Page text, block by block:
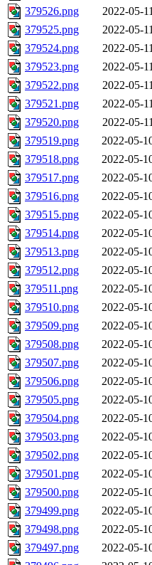
379526.png
2022-05-
379525.png
2022-05-
379524.png
2022-05-
379523.png
2022-05-
379522.png
2022-05-
379521.png
2022-05-
379520.png
2022-05-
379519.png
2022-05-
379518.png
2022-05-
379517.png
2022-05-
379516.png
2022-05-
379515.png
2022-05-
379514.png
2022-05-
379513.png
2022-05-
379512.png
2022-05-
379511.png
2022-05-
379510.png
2022-05-
379509.png
2022-05-
379508.png
2022-05-
379507.png
2022-05-
379506.png
2022-05-
379505.png
2022-05-
379504.png
2022-05-
379503.png
2022-05-
379502.png
2022-05-
379501.png
2022-05-
379500.png
2022-05-
379499.png
2022-05-
379498.png
2022-05-
379497.png
2022-05-